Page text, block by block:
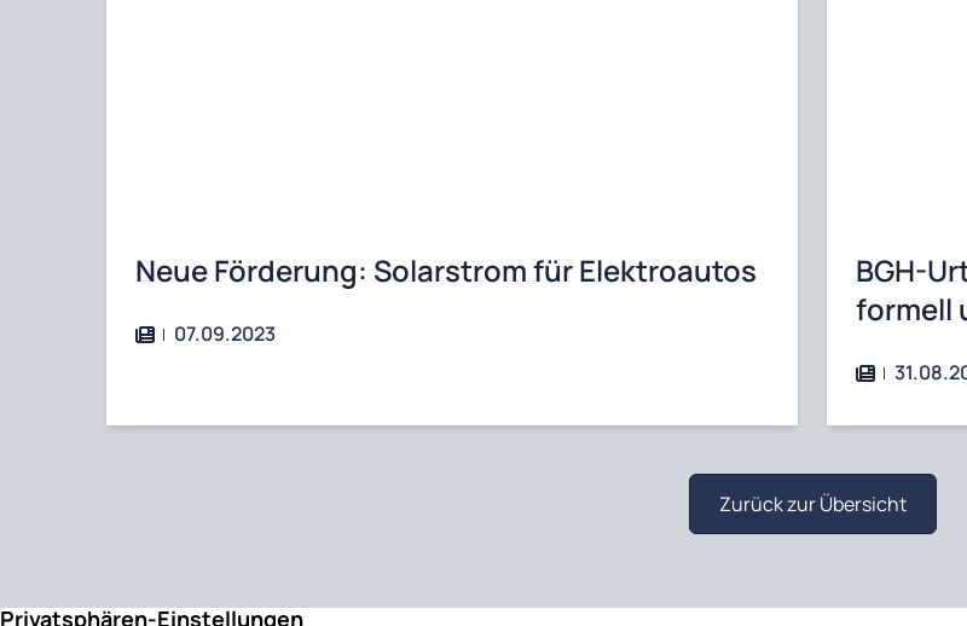
Neue Förderung: Solarstrom für Elektroautos
07.09.2023
BGH-
formell
Zurück zur Übersicht